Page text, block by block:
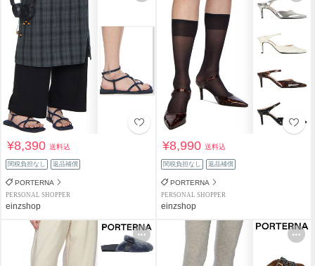
¥8,390送料込
関税負担なし 返品補償
PORTERNA
PERSONAL SHOPPER
einzshop
¥8,990送料込
関税負担なし 返品補償
PORTERNA
PERSONAL SHOPPER
einzshop